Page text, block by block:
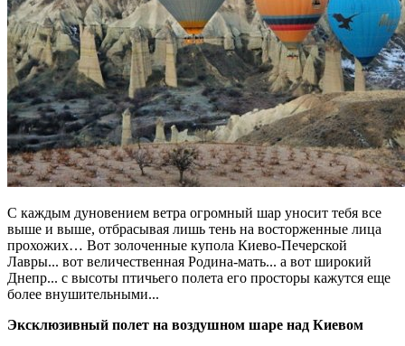
С каждым дуновением ветра огромный шар уносит тебя все
выше и выше, отбрасывая лишь тень на восторженные лица
прохожих… Вот золоченные купола Киево-Печерской
Лавры... вот величественная Родина-мать... а вот широкий
Днепр... с высоты птичьего полета его просторы кажутся еще
более внушительными...
Эксклюзивный полет на воздушном шаре над Киевом